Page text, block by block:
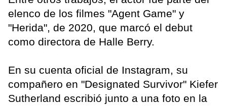
elenco de los filmes "Agent Game" y
"Herida", de 2020, que marcó el debut
como directora de Halle Berry.
En su cuenta oficial de Instagram, su
compañero en "Designated Survivor" Kiefer
Sutherland escribió junto a una foto en la